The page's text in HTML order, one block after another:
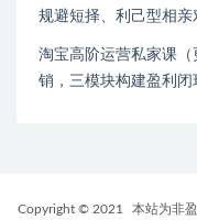
规避短择、利己型相亲
淘宝高阶运营私家课
销，三模块构建盈利闭
Copyright © 2021 本站为非